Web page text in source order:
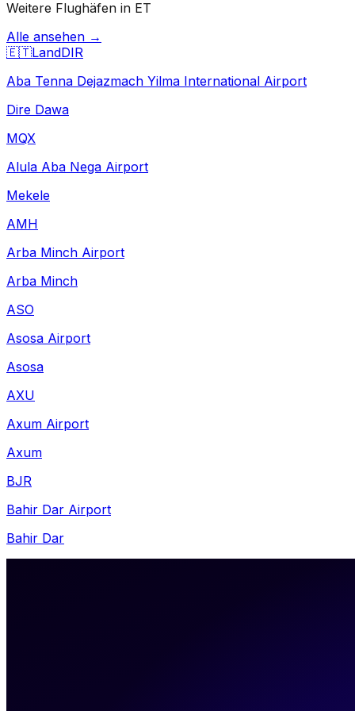
Weitere Flughäfen in ET
Alle ansehen →
🇪🇹LandDIR
Aba Tenna Dejazmach Yilma International Airport
Dire Dawa
MQX
Alula Aba Nega Airport
Mekele
AMH
Arba Minch Airport
Arba Minch
ASO
Asosa Airport
Asosa
AXU
Axum Airport
Axum
BJR
Bahir Dar Airport
Bahir Dar